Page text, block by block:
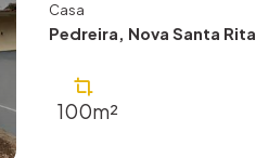
Casa
Pedreira, Nova Santa Rita
100m²